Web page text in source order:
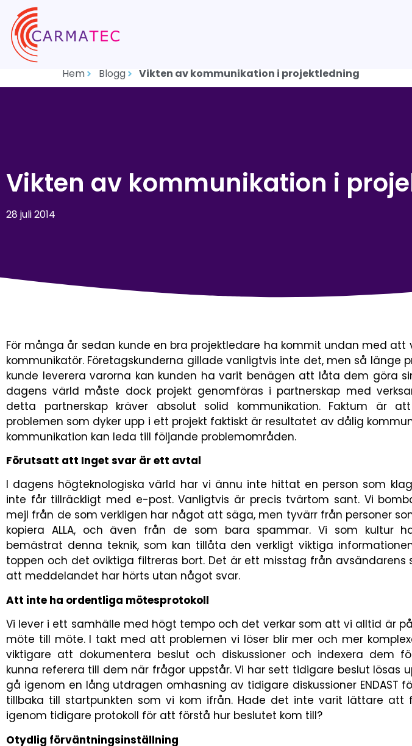
Hem Blogg Vikten av kommunikation i projektledning
Vikten av kommunikation i
28 juli 2014
För många år sedan kunde en bra projektledare ha kommit undan med att
kommunikatör. Företagskunderna gillade vanligtvis inte det, men så länge
kunde leverera varorna kan kunden ha varit benägen att låta dem göra
dagens värld måste dock projekt genomföras i partnerskap med
detta partnerskap kräver absolut solid kommunikation. Faktum är
problemen som dyker upp i ett projekt faktiskt är resultatet av dålig
kommunikation kan leda till följande problemområden.
Förutsatt att Inget svar är ett avtal
I dagens högteknologiska värld har vi ännu inte hittat en person som
inte får tillräckligt med e-post. Vanligtvis är precis tvärtom sant. Vi
mejl från de som verkligen har något att säga, men tyvärr från personer
kopiera ALLA, och även från de som bara spammar. Vi som kultur
bemästrat denna teknik, som kan tillåta den verkligt viktiga
toppen och det oviktiga filtreras bort. Det är ett misstag från
att meddelandet har hörts utan något svar.
Att inte ha ordentliga mötesprotokoll
Vi lever i ett samhälle med högt tempo och det verkar som att vi alltid är
möte till möte. I takt med att problemen vi löser blir mer och mer
viktigare att dokumentera beslut och diskussioner och indexera dem
kunna referera till dem när frågor uppstår. Vi har sett tidigare beslut lösas
gå igenom en lång utdragen omhasning av tidigare diskussioner ENDAST
tillbaka till startpunkten som vi kom ifrån. Hade det inte varit lättare att
igenom tidigare protokoll för att förstå hur beslutet kom till?
Otydlig förväntningsinställning